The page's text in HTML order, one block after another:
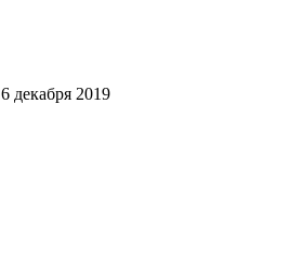
6 декабря 2019